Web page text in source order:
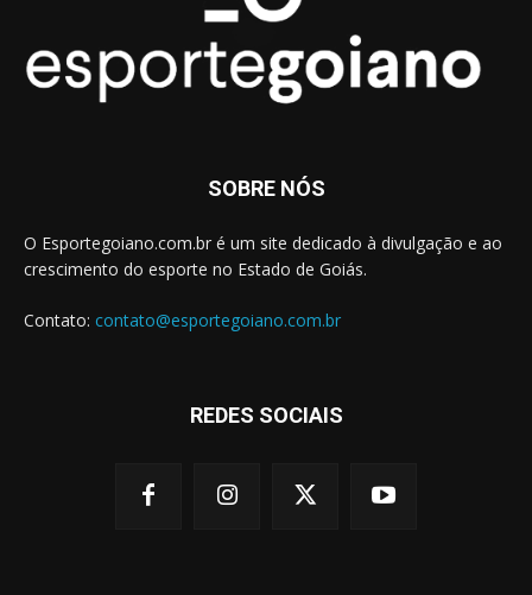
SOBRE NÓS
O Esportegoiano.com.br é um site dedicado à divulgação e ao
crescimento do esporte no Estado de Goiás.
Contato: contato@esportegoiano.com.br
REDES SOCIAIS